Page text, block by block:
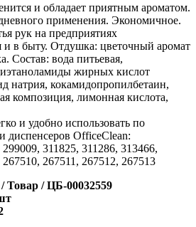
и обладает приятным ароматом.
применения. Экономичное.
рук на предприятиях
и в быту. Отдушка: цветочный аромат
Состав: вода питьевая,
жирных кислот
натрия, кокамидопропилбетаин,
композиция, лимонная кислота,
и удобно использовать по
OfficeClean:
311825, 311286, 313466,
267511, 267512, 267513
Товар / ЦБ-00032559